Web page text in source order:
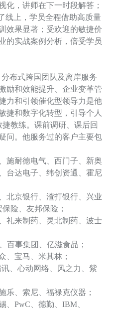
化，讲师在下一时段解答；
线上，学员全程借助高质量
效果显著；受欢迎的敏捷价
的实战案例分析，倍受学员
布式跨国团队及离岸服务
励和效能提升、企业变革管
力和引领催化型领导力是他
捷和数字化转型，引导个人
捷教练。课前调研、课后回
问。他服务过的客户主要包
施耐德电气、西门子、新奥
台达电子、纬创资通、霍尼
北京银行、渣打银行、兴业
险、友邦保险；
礼来制药、灵北制药、波士
百事集团、亿滋食品；
、宝马、米其林；
、心动网络、风之力、紫
乐、索尼、福禄克仪器；
、 PwC、德勤、IBM、